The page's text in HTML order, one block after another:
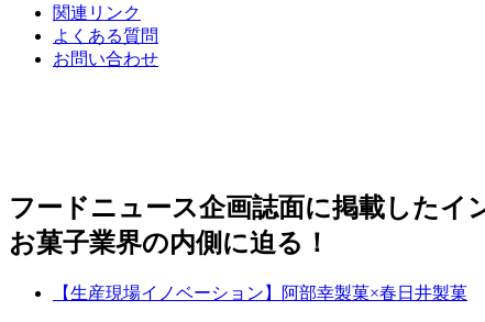
関連リンク
よくある質問
お問い合わせ
フードニュース企画誌面に掲載したイ
お菓子業界の内側に迫る！
【生産現場イノベーション】阿部幸製菓×春日井製菓